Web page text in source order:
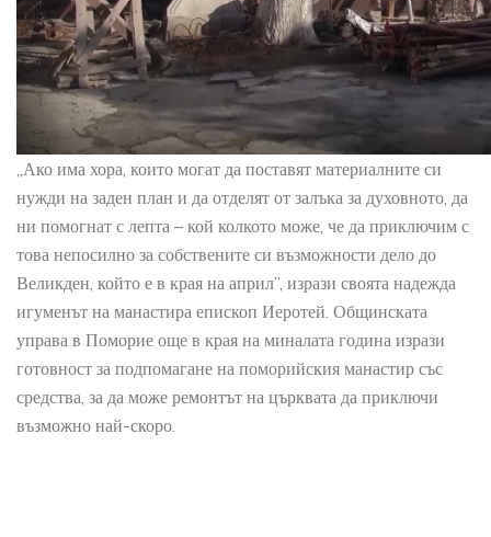
„Ако има хора, които могат да поставят материалните си
нужди на заден план и да отделят от залъка за духовното, да
ни помогнат с лепта – кой колкото може, че да приключим с
това непосилно за собствените си възможности дело до
Великден, който е в края на април”, изрази своята надежда
игуменът на манастира епископ Иеротей. Общинската
управа в Поморие още в края на миналата година изрази
готовност за подпомагане на поморийския манастир със
средства, за да може ремонтът на църквата да приключи
възможно най-скоро.